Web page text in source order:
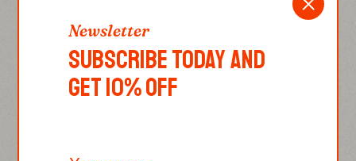
Newsletter
SUBSCRIBE TODAY AND
GET 10% OFF